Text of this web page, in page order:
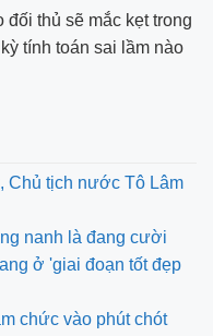
thủ sẽ mắc kẹt trong
tính toán sai lầm nào
Chủ tịch nước Tô Lâm
nanh là đang cười
ở 'giai đoạn tốt đẹp
chức vào phút chót